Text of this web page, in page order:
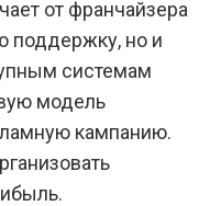
от франчайзера
поддержку, но и
системам
модель
кампанию.